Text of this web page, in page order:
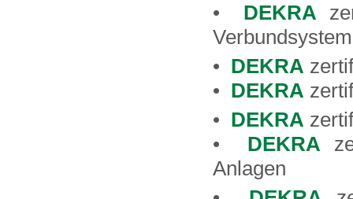
• DEKRA
• DEKRA
• DEKRA
• DEKRA
• DEKRA
Anlagen